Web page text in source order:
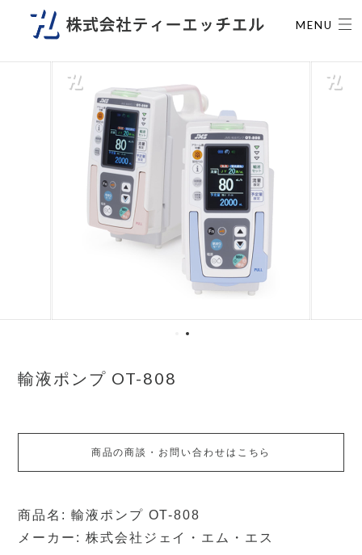
MENU
輸液ポンプ OT-808
商品の商談・お問い合わせはこちら
商品名: 輸液ポンプ OT-808
メーカー: 株式会社ジェイ・エム・エス